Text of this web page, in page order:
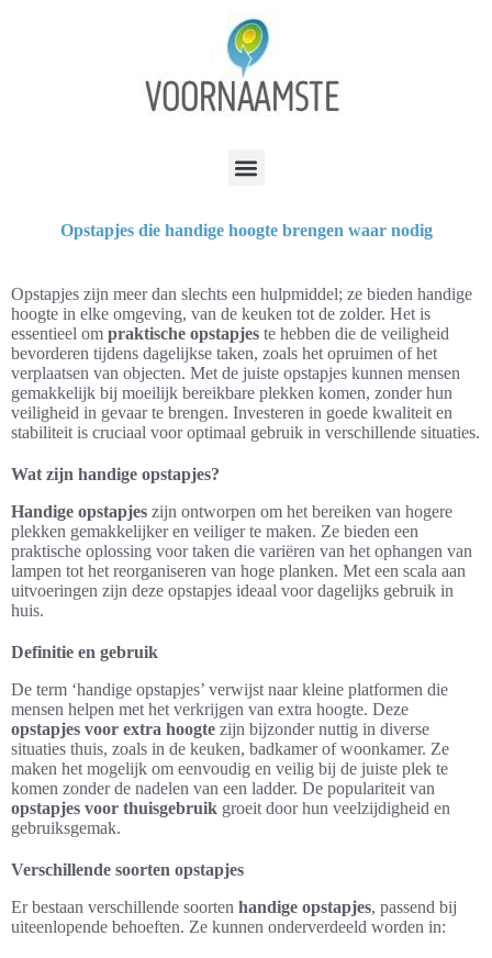
Opstapjes die handige hoogte brengen waar nodig
Opstapjes zijn meer dan slechts een hulpmiddel; ze bieden handige
hoogte in elke omgeving, van de keuken tot de zolder. Het is
essentieel om praktische opstapjes te hebben die de veiligheid
bevorderen tijdens dagelijkse taken, zoals het opruimen of het
verplaatsen van objecten. Met de juiste opstapjes kunnen mensen
gemakkelijk bij moeilijk bereikbare plekken komen, zonder hun
veiligheid in gevaar te brengen. Investeren in goede kwaliteit en
stabiliteit is cruciaal voor optimaal gebruik in verschillende situaties.
Wat zijn handige opstapjes?
Handige opstapjes zijn ontworpen om het bereiken van hogere
plekken gemakkelijker en veiliger te maken. Ze bieden een
praktische oplossing voor taken die variëren van het ophangen van
lampen tot het reorganiseren van hoge planken. Met een scala aan
uitvoeringen zijn deze opstapjes ideaal voor dagelijks gebruik in
huis.
Definitie en gebruik
De term ‘handige opstapjes’ verwijst naar kleine platformen die
mensen helpen met het verkrijgen van extra hoogte. Deze
opstapjes voor extra hoogte zijn bijzonder nuttig in diverse
situaties thuis, zoals in de keuken, badkamer of woonkamer. Ze
maken het mogelijk om eenvoudig en veilig bij de juiste plek te
komen zonder de nadelen van een ladder. De populariteit van
opstapjes voor thuisgebruik groeit door hun veelzijdigheid en
gebruiksgemak.
Verschillende soorten opstapjes
Er bestaan verschillende soorten handige opstapjes, passend bij
uiteenlopende behoeften. Ze kunnen onderverdeeld worden in: